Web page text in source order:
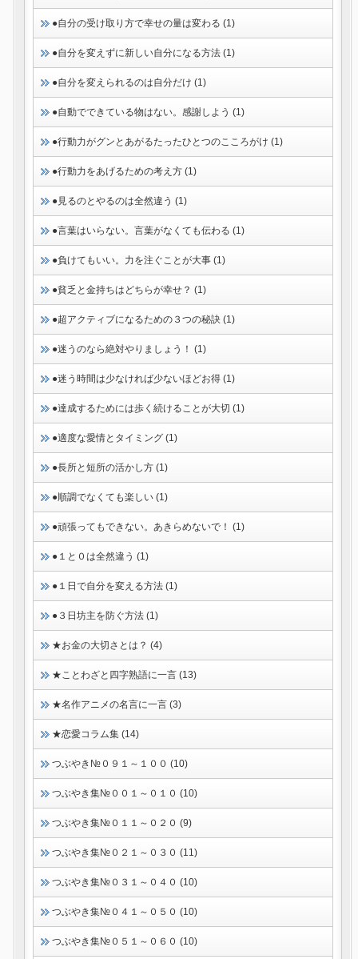
●自分の受け取り方で幸せの量は変わる (1)
●自分を変えずに新しい自分になる方法 (1)
●自分を変えられるのは自分だけ (1)
●自動でできている物はない。感謝しよう (1)
●行動力がグンとあがるたったひとつのこころがけ (1)
●行動力をあげるための考え方 (1)
●見るのとやるのは全然違う (1)
●言葉はいらない。言葉がなくても伝わる (1)
●負けてもいい。力を注ぐことが大事 (1)
●貧乏と金持ちはどちらが幸せ？ (1)
●超アクティブになるための３つの秘訣 (1)
●迷うのなら絶対やりましょう！ (1)
●迷う時間は少なければ少ないほどお得 (1)
●達成するためには歩く続けることが大切 (1)
●適度な愛情とタイミング (1)
●長所と短所の活かし方 (1)
●順調でなくても楽しい (1)
●頑張ってもできない。あきらめないで！ (1)
●１と０は全然違う (1)
●１日で自分を変える方法 (1)
●３日坊主を防ぐ方法 (1)
★お金の大切さとは？ (4)
★ことわざと四字熟語に一言 (13)
★名作アニメの名言に一言 (3)
★恋愛コラム集 (14)
つぶやき№０９１～１００ (10)
つぶやき集№００１～０１０ (10)
つぶやき集№０１１～０２０ (9)
つぶやき集№０２１～０３０ (11)
つぶやき集№０３１～０４０ (10)
つぶやき集№０４１～０５０ (10)
つぶやき集№０５１～０６０ (10)